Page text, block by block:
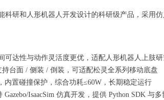
科研和人形机器人开发设计的科研级产品，采用
可达性与动作灵活度更优，适配人形机器人上肢
台面 / 侧装 / 倒装，可适配松灵全系列移动底盘
内置碰撞保护，综合功耗≤60W，长期稳定运行
IsaacSim 仿真开发，提供 Python SDK 与